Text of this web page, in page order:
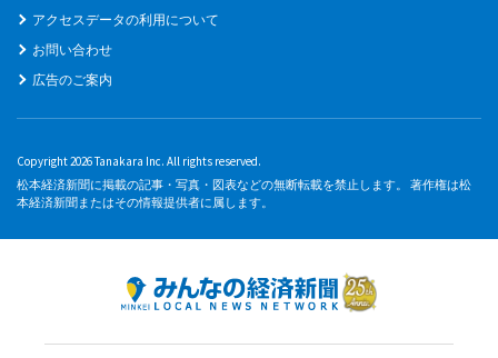
アクセスデータの利用について
お問い合わせ
広告のご案内
Copyright 2026 Tanakara Inc. All rights reserved.
松本経済新聞に掲載の記事・写真・図表などの無断転載を禁止します。 著作権は松
本経済新聞またはその情報提供者に属します。